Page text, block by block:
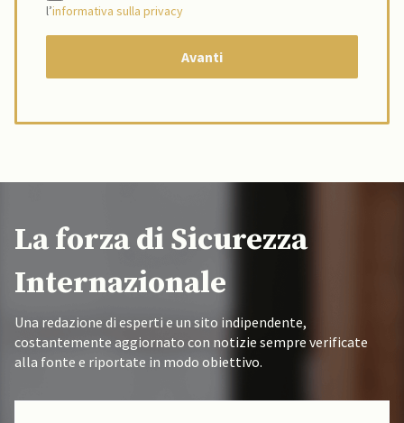
l’informativa sulla privacy
La forza di Sicurezza
Internazionale
Una redazione di esperti e un sito indipendente,
costantemente aggiornato con notizie sempre verificate
alla fonte e riportate in modo obiettivo.